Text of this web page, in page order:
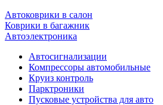
Автоковрики в салон
Коврики в багажник
Автоэлектроника
Автосигнализации
Компрессоры автомобильные
Круиз контроль
Парктроники
Пусковые устройства для авто